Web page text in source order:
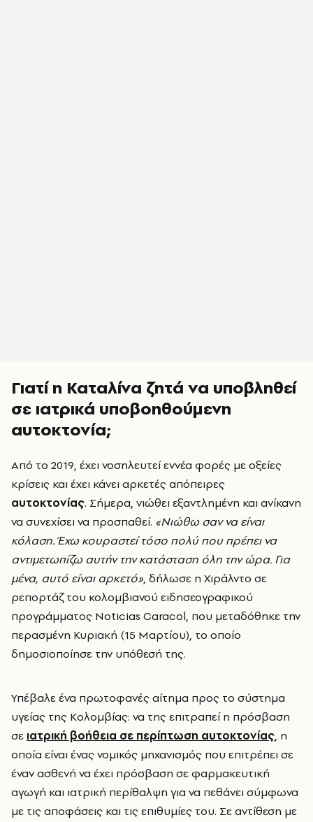
Γιατί η Καταλίνα ζητά να υποβληθεί
σε ιατρικά υποβοηθούμενη
αυτοκτονία;
Από το 2019, έχει νοσηλευτεί εννέα φορές με οξείες
κρίσεις και έχει κάνει αρκετές απόπειρες
αυτοκτονίας. Σήμερα, νιώθει εξαντλημένη και ανίκανη
να συνεχίσει να προσπαθεί. «Νιώθω σαν να είναι
κόλαση. Έχω κουραστεί τόσο πολύ που πρέπει να
αντιμετωπίζω αυτήν την κατάσταση όλη την ώρα. Για
μένα, αυτό είναι αρκετό», δήλωσε η Χιράλντο σε
ρεπορτάζ του κολομβιανού ειδησεογραφικού
προγράμματος Noticias Caracol, που μεταδόθηκε την
περασμένη Κυριακή (15 Μαρτίου), το οποίο
δημοσιοποίησε την υπόθεσή της.
Υπέβαλε ένα πρωτοφανές αίτημα προς το σύστημα
υγείας της Κολομβίας: να της επιτραπεί η πρόσβαση
σε ιατρική βοήθεια σε περίπτωση αυτοκτονίας, η
οποία είναι ένας νομικός μηχανισμός που επιτρέπει σε
έναν ασθενή να έχει πρόσβαση σε φαρμακευτική
αγωγή και ιατρική περίθαλψη για να πεθάνει σύμφωνα
με τις αποφάσεις και τις επιθυμίες του. Σε αντίθεση με